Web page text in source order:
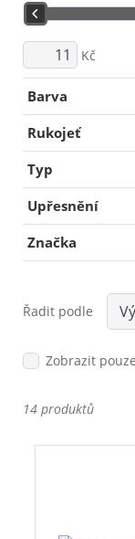
Kč
Barva
Rukojeť
Typ
Upřesnění
Značka
Řadit podle
Zobrazit
14 produktů